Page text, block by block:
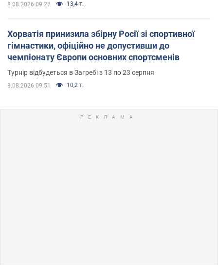
8.08.2026 09:27 13,4 т.
Хорватія принизила збірну Росії зі спортивної
гімнастики, офіційно не допустивши до
чемпіонату Європи основних спортсменів
Турнір відбудеться в Загребі з 13 по 23 серпня
8.08.2026 09:51 10,2 т.